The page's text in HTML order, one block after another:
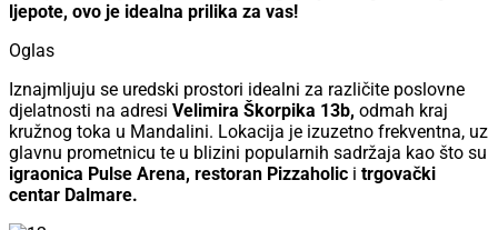
ljepote, ovo je idealna prilika za vas!
Oglas
Iznajmljuju se uredski prostori idealni za različite poslovne
djelatnosti na adresi Velimira Škorpika 13b, odmah kraj
kružnog toka u Mandalini. Lokacija je izuzetno frekventna, uz
glavnu prometnicu te u blizini popularnih sadržaja kao što su
igraonica Pulse Arena, restoran Pizzaholic i trgovački
centar Dalmare.